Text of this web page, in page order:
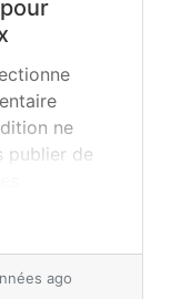
ne
publier de
variété
est très...
ago